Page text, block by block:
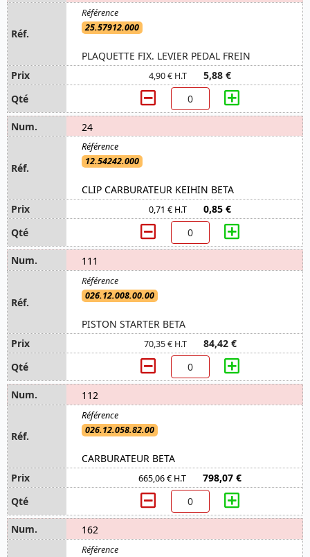
25.57912.000
PLAQUETTE FIX. LEVIER PEDAL FREIN
4,90 € H.T 5,88 €
24
12.54242.000
CLIP CARBURATEUR KEIHIN BETA
0,71 € H.T 0,85 €
111
026.12.008.00.00
PISTON STARTER BETA
70,35 € H.T 84,42 €
112
026.12.058.82.00
CARBURATEUR BETA
665,06 € H.T 798,07 €
162